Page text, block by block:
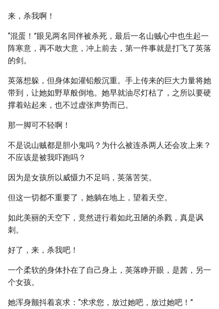
来，杀我啊！
“混蛋！”眼见两名同伴被杀死，最后一名山贼心中也生起一
阵寒意，再不敢大意，冲上前去，第一件事就是打飞了英落
的剑。
英落想躲，但身体如灌铅般沉重。手上传来的巨大力量将她
带到，让她如野草般倒地。她早就油尽灯枯了，之所以要硬
撑着站起来，也不过虚张声势而已。
那一脚可不轻啊！
不是说山贼都是胆小鬼吗？为什么被连杀两人还会攻上来？
不应该是被我吓跑吗？
因为是女孩所以威慑力不足吗，英落苦笑。
但这一切都不重要了，她躺在地上，望着天空。
如此美丽的天空下，竟然进行着如此丑陋的杀戮，真是讽
刺。
好了，来，杀我吧！
一个柔软的身体扑在了自己身上，英落睁开眼，是茜，另一
个女孩。
她浑身颤抖着哀求：“求求您，放过她吧，放过她吧！”